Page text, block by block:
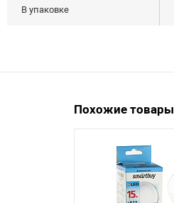
В упаковке
Похожие товары